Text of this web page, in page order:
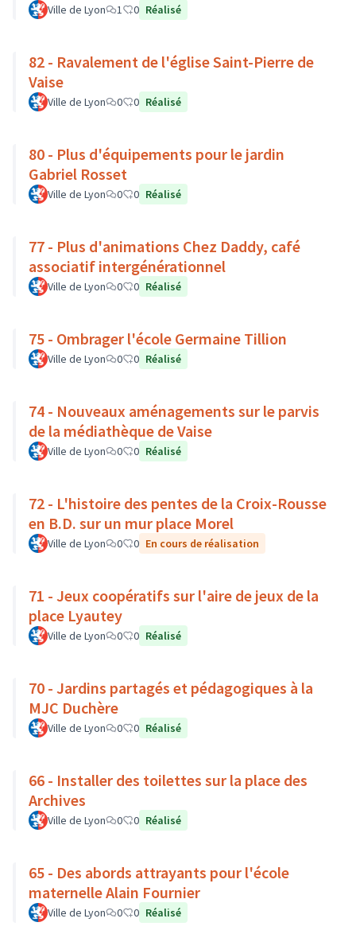
Ville de Lyon 1 0 Réalisé
82 - Ravalement de l'église Saint-Pierre de
Vaise
Ville de Lyon 0 0 Réalisé
80 - Plus d'équipements pour le jardin
Gabriel Rosset
Ville de Lyon 0 0 Réalisé
77 - Plus d'animations Chez Daddy, café
associatif intergénérationnel
Ville de Lyon 0 0 Réalisé
75 - Ombrager l'école Germaine Tillion
Ville de Lyon 0 0 Réalisé
74 - Nouveaux aménagements sur le parvis
de la médiathèque de Vaise
Ville de Lyon 0 0 Réalisé
72 - L'histoire des pentes de la Croix-Rousse
en B.D. sur un mur place Morel
Ville de Lyon 0 0 En cours de réalisation
71 - Jeux coopératifs sur l'aire de jeux de la
place Lyautey
Ville de Lyon 0 0 Réalisé
70 - Jardins partagés et pédagogiques à la
MJC Duchère
Ville de Lyon 0 0 Réalisé
66 - Installer des toilettes sur la place des
Archives
Ville de Lyon 0 0 Réalisé
65 - Des abords attrayants pour l'école
maternelle Alain Fournier
Ville de Lyon 0 0 Réalisé